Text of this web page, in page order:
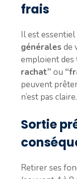
frais
Il est
générales de
emploient des
rachat” ou
peuvent
n’est pas claire.
Sortie
Retirer ses